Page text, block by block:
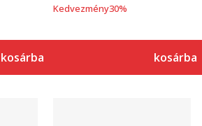
kosárba
Kedvezmény30%
kosárba